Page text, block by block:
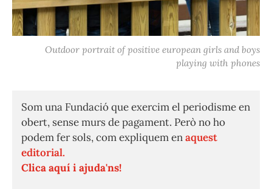
Outdoor portrait of positive european girls and boys
playing with phones
Som una Fundació que exercim el periodisme en
obert, sense murs de pagament. Però no ho
podem fer sols, com expliquem enaquest
editorial.
Clica aquí i ajuda'ns!